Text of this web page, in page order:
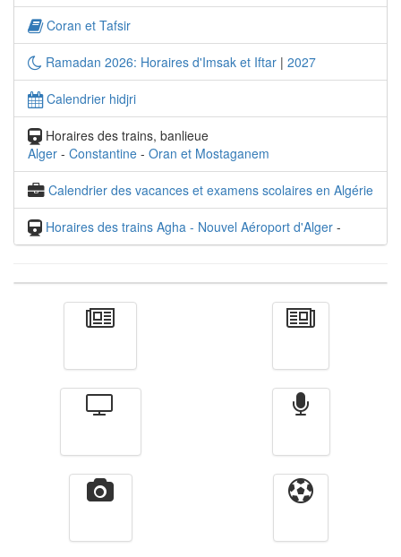
Coran et Tafsir
Ramadan 2026: Horaires d'Imsak et Iftar | 2027
Calendrier hidjri
Horaires des trains, banlieue
Alger - Constantine - Oran et Mostaganem
Calendrier des vacances et examens scolaires en Algérie
Horaires des trains Agha - Nouvel Aéroport d'Alger -